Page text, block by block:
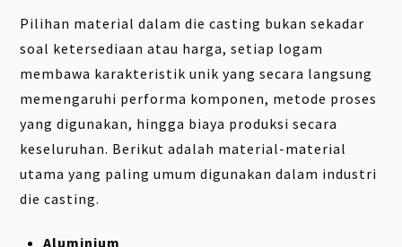
Pilihan material dalam die casting bukan sekadar
soal ketersediaan atau harga, setiap logam
membawa karakteristik unik yang secara langsung
memengaruhi performa komponen, metode proses
yang digunakan, hingga biaya produksi secara
keseluruhan. Berikut adalah material-material
utama yang paling umum digunakan dalam industri
die casting.
Aluminium